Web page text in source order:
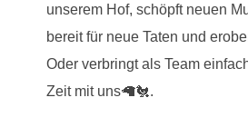
unserem Hof, schöpft neuen
bereit für neue Taten und
Oder verbringt als Team
Zeit mit uns🦙🐔.